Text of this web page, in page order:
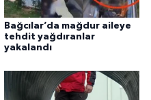
Bağcılar’da mağdur aileye
tehdit yağdıranlar
yakalandı